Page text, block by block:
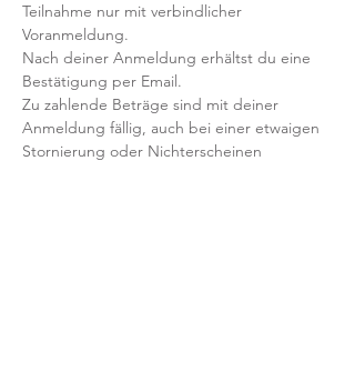
Teilnahme nur mit verbindlicher
Voranmeldung.
Nach deiner Anmeldung erhältst du eine
Bestätigung per Email.
Zu zahlende Beträge sind mit deiner
Anmeldung fällig, auch bei einer etwaigen
Stornierung oder Nichterscheinen